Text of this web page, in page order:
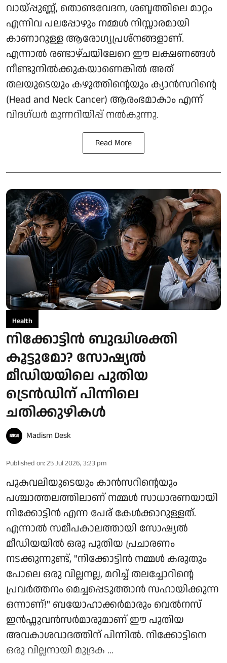
വായ്പ്പുണ്ണ്, തൊണ്ടവേദന, ശബ്ദത്തിലെ മാറ്റം
എന്നിവ പലപ്പോഴും നമ്മൾ നിസ്സാരമായി
കാണാറുള്ള ആരോഗ്യപ്രശ്നങ്ങളാണ്.
എന്നാൽ രണ്ടാഴ്ചയിലേറെ ഈ ലക്ഷണങ്ങൾ
നീണ്ടുനിൽക്കുകയാണെങ്കിൽ അത്
തലയുടെയും കഴുത്തിന്റെയും ക്യാൻസറിന്റെ
(Head and Neck Cancer) ആരംഭമാകാം എന്ന്
വിദഗ്ധർ മുന്നറിയിപ്പ് നൽകുന്നു.
Read More
Health
നിക്കോട്ടിൻ ബുദ്ധിശക്തി
കൂട്ടുമോ? സോഷ്യൽ
മീഡിയയിലെ പുതിയ
ട്രെൻഡിന് പിന്നിലെ
ചതിക്കുഴികൾ
Madism Desk
Published on: 25 Jul 2026, 3:23 pm
പുകവലിയുടെയും കാൻസറിന്റെയും
പശ്ചാത്തലത്തിലാണ് നമ്മൾ സാധാരണയായി
നിക്കോട്ടിൻ എന്ന പേര് കേൾക്കാറുള്ളത്.
എന്നാൽ സമീപകാലത്തായി സോഷ്യൽ
മീഡിയയിൽ ഒരു പുതിയ പ്രചാരണം
നടക്കുന്നുണ്ട്, "നിക്കോട്ടിൻ നമ്മൾ കരുതും
പോലെ ഒരു വില്ലനല്ല, മറിച്ച് തലച്ചോറിന്റെ
പ്രവർത്തനം മെച്ചപ്പെടുത്താൻ സഹായിക്കുന്ന
ഒന്നാണ്!" ബയോഹാക്കർമാരും വെൽനസ്
ഇൻഫ്ലുവൻസർമാരുമാണ് ഈ പുതിയ
അവകാശവാദത്തിന് പിന്നിൽ. നിക്കോട്ടിനെ
ഒരു വില്ലനായി മുദ്രക ...